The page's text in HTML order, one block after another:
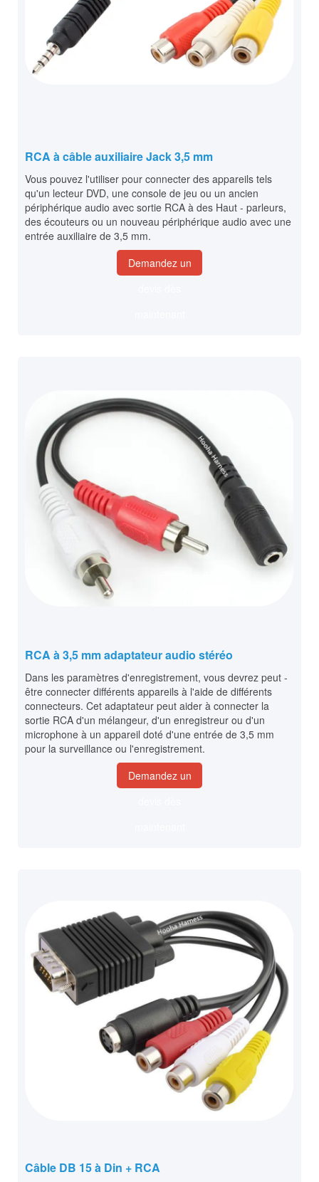
RCA à câble auxiliaire Jack 3,5 mm
Vous pouvez l'utiliser pour connecter des appareils tels
qu'un lecteur DVD, une console de jeu ou un ancien
périphérique audio avec sortie RCA à des Haut - parleurs,
des écouteurs ou un nouveau périphérique audio avec une
entrée auxiliaire de 3,5 mm.
Demandez un
RCA à 3,5 mm adaptateur audio stéréo
Dans les paramètres d'enregistrement, vous devrez peut -
être connecter différents appareils à l'aide de différents
connecteurs. Cet adaptateur peut aider à connecter la
sortie RCA d'un mélangeur, d'un enregistreur ou d'un
microphone à un appareil doté d'une entrée de 3,5 mm
pour la surveillance ou l'enregistrement.
Demandez un
Câble DB 15 à Din + RCA